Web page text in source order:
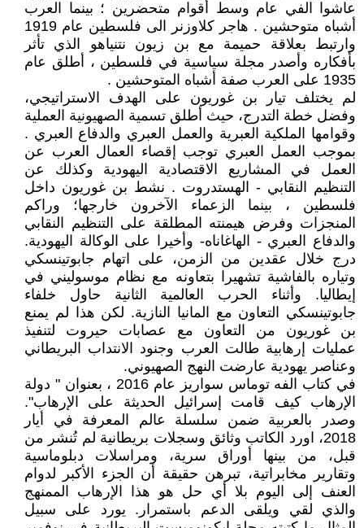
عاشوا الفي عام وسط أقوام متحضرين ؛ بينما العرب
أشباه متوحشين . هاجر كلاوزنر الى فلسطين عام 1919
وارتبط بعلاقة حميمة مع بن زيون نتنياهو الذي تأثر
بأفكاره وأصدر مجلة سياسية في فلسطين ، أطلق عام
1935 على العرب صفة أشباه المتوحشين .
لم يختلف تيار بن غوريون على الهدف الاستراتيجي،
وفضل خطة التدرج، حيث أطلق تسمية الصهيونية العملية
وقوامها الملكية العبرية والعمل العبري والدفاع العبري .
بموجب العمل العبري توجب إقصاء العمال العرب عن
العمل في المشاريع الاقتصادية اليهودية وكذلك عن
التنظيم النقابي - الهستدروت . نشط بن غوريون داخل
فلسطين ، بينما الزعماء الآخرون خارجها؛ وراكم
المنجزات وفرض هيمنته المطلقة على التنظيم النقابي
والدفاع العبري - الهاغاناه- وأخيرا على الوكالة اليهودية.
درج خلال عقدين من الزمن، على اتهام جابوتينسكي
وتياره بالفاشية تشهيرا بتعاونه مع نظام موسوليني في
إيطاليا. وأثناء الحرب العالمية الثانية حاول خلفاء
جابوتينسكي التعاون مع المانيا النازية. لكن هذا لم يمنع
بن غوريون من التعاون مع عصابات حيروت لتنفيذ
عمليات إرهابية طالت العرب وجنود الانتداب البريطاني
وعناصر يهودية عارضت النهج الصهيوني.
في كتاب الفه توماس سواريز عام 2016 ، بعنوان " دولة
الإرهاب كيف قامت إسرائيل الحديثة على الإرهاب".
وصدر بالعربية ضمن سلسلة عالم المعرفة في أيار
2018، اورد الكاتب وثائق وسجلات بريطانية لم تُنشر من
قبل، من بينها أوراق سرية، ومراسلات دبلوماسية
وتقارير مخابراتية، تبرهن حقيقة أن الجزء الأكبر لدوام
العنف إلى اليوم بلا أي حل هو هذا الإرهاب الممنهج
والذي لقي ويلقى الدعم باستمرار. يورد على سبيل